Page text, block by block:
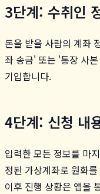
3단계: 수취인
돈을 받을 사람의 계좌
좌 송금' 또는 '통장 사
기입합니다.
4단계: 신청 내
입력한 모든 정보를 마
정된 가상계좌로 원화
이후 진행 상황은 앱을